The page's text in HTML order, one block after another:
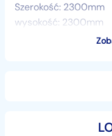
Szerokość: 2300mm
wysokość: 2300mm
Winda udźwig: 750kg